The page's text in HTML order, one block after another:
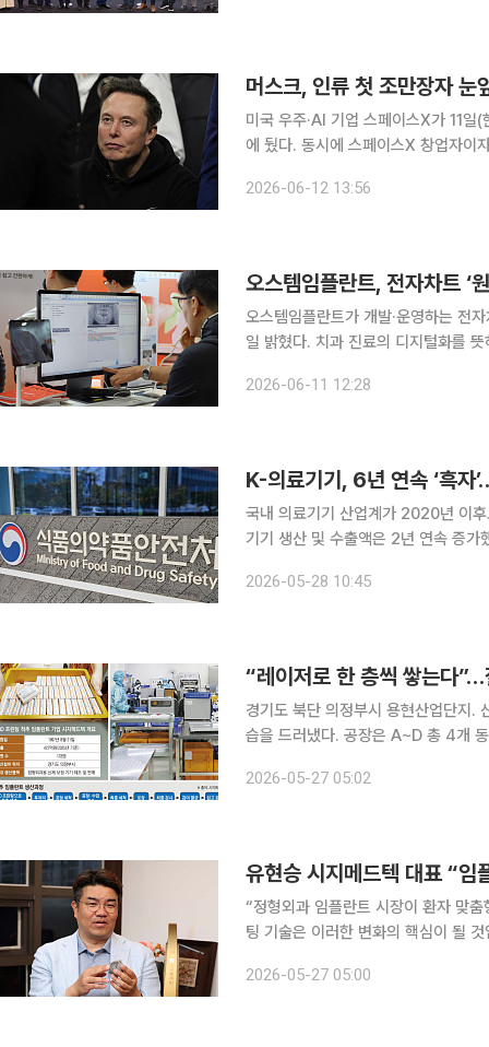
머스크, 인류 첫 조만장자
미국 우주·AI 기업 스페이스X가 11일
에 뒀다. 동시에 스페이스X 창업자이
를 계획대로 주당 135달러로 결정했
2026-06-12 13:56
오스템임플란트, 전자차트 ‘
오스템임플란트가 개발·운영하는 전
일 밝혔다. 치과 진료의 디지털화를 뜻하는 디지털 덴티스트리 대중화를 위해 단순 신기술 적용이
하겠다는 취지다. 전자차트
2026-06-11 12:28
K-의료기기, 6년 연속 ‘흑자
국내 의료기기 산업계가 2020년 이후
기기 생산 및 수출액은 2년 연속 증가
2026-05-28 10:45
“레이저로 한 층씩 쌓는다
경기도 북단 의정부시 용현산업단지.
습을 드러냈다. 공장은 A~D 총 4개
장이다. 이곳에서 환자 맞춤형 3D 프
2026-05-27 05:02
“정형외과 임플란트 시장이 환자 맞
팅 기술은 이러한 변화의 핵심이 될 것입니다.” 유현승 시지메드텍 대표는 최근
2026-05-27 05:00